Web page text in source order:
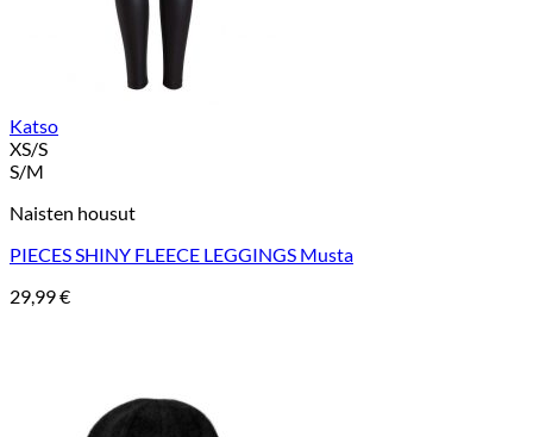
Katso
XS/S
S/M
Naisten housut
PIECES SHINY FLEECE LEGGINGS Musta
29,99€